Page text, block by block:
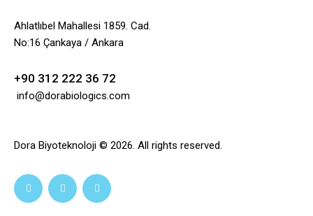
Ahlatlıbel Mahallesi 1859. Cad.
No:16 Çankaya / Ankara
+90 312 222 36 72
info@dorabiologics.com
Dora Biyoteknoloji © 2026. All rights reserved.